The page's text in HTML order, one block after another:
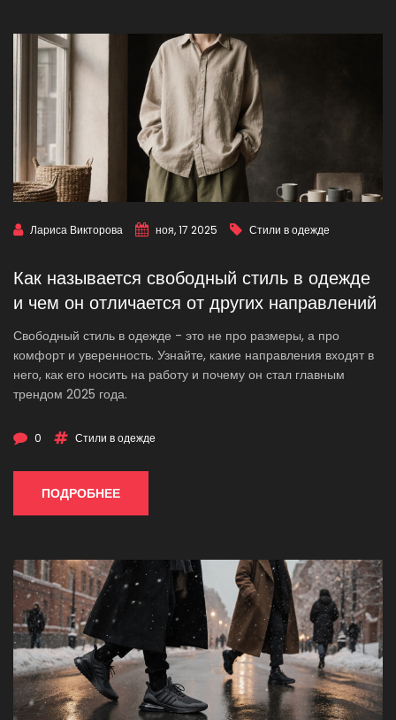
Лариса Викторова ноя, 17 2025 Стили в одежде
Как называется свободный стиль в одежде
и чем он отличается от других направлений
Свободный стиль в одежде - это не про размеры, а про
комфорт и уверенность. Узнайте, какие направления входят в
него, как его носить на работу и почему он стал главным
трендом 2025 года.
0 Стили в одежде
ПОДРОБНЕЕ